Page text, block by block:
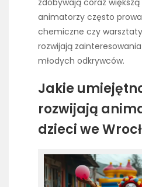
animatorzy często
chemiczne czy
rozwijają
młodych odkrywców.
Jakie
rozwijają
dzieci we